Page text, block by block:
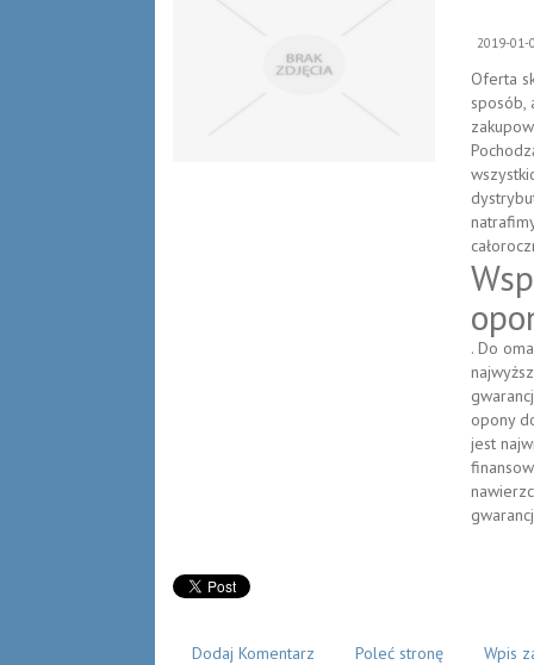
2019-01-
Oferta
sposób,
. Do
opony
jest
Dodaj Komentarz Poleć stronę Wpis